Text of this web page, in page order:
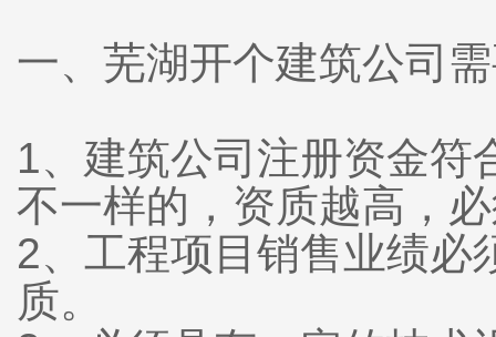
一、芜湖开个建筑公司
1、建筑公司注册资金符
不一样的，资质越高，
2、工程项目销售业绩必
质。